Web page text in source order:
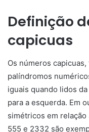
Definição
capicuas
Os números
palíndromos
iguais quando lidos
para a esquerda. Em
simétricos em relação
555 e 2332 são